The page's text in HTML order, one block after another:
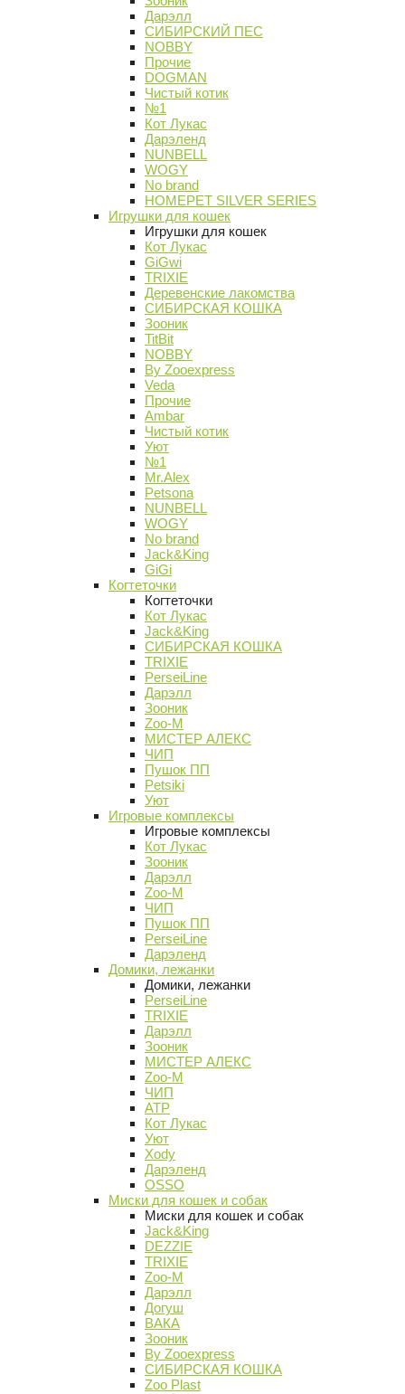
Дарэлл
СИБИРСКИЙ ПЕС
NOBBY
Прочие
DOGMAN
Чистый котик
№1
Кот Лукас
Дарэленд
NUNBELL
WOGY
No brand
HOMEPET SILVER SERIES
Игрушки для кошек
Игрушки для кошек
Кот Лукас
GiGwi
TRIXIE
Деревенские лакомства
СИБИРСКАЯ КОШКА
Зооник
TitBit
NOBBY
By Zooexpress
Veda
Прочие
Ambar
Чистый котик
Уют
№1
Mr.Alex
Petsona
NUNBELL
WOGY
No brand
Jack&King
GiGi
Когтеточки
Когтеточки
Кот Лукас
Jack&King
СИБИРСКАЯ КОШКА
TRIXIE
PerseiLine
Дарэлл
Зооник
Zoo-M
МИСТЕР АЛЕКС
ЧИП
Пушок ПП
Petsiki
Уют
Игровые комплексы
Игровые комплексы
Кот Лукас
Зооник
Дарэлл
Zoo-M
ЧИП
Пушок ПП
PerseiLine
Дарэленд
Домики, лежанки
Домики, лежанки
PerseiLine
TRIXIE
Дарэлл
Зооник
МИСТЕР АЛЕКС
Zoo-M
ЧИП
АТР
Кот Лукас
Уют
Xody
Дарэленд
OSSO
Миски для кошек и собак
Миски для кошек и собак
Jack&King
DEZZIE
TRIXIE
Zoo-M
Дарэлл
Догуш
ВАКА
Зооник
By Zooexpress
СИБИРСКАЯ КОШКА
Zoo Plast